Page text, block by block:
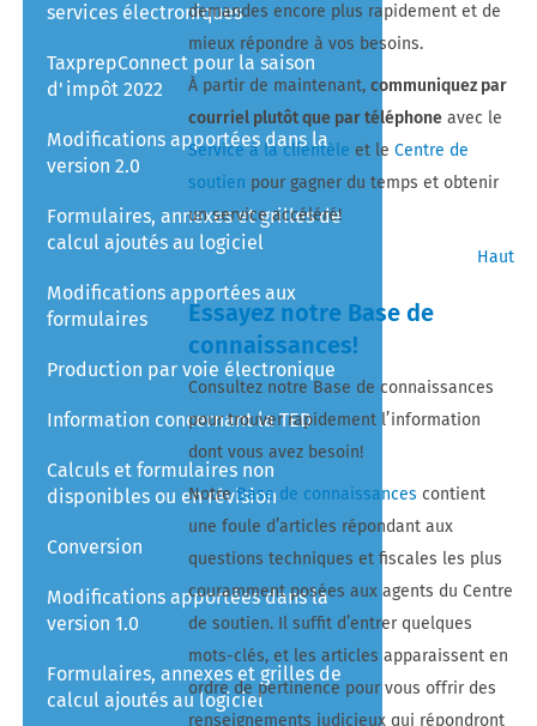
services électroniques
TaxprepConnect pour la saison
d'impôt 2022
Modifications apportées dans la
version 2.0
Formulaires, annexes et grilles de
calcul ajoutés au logiciel
Modifications apportées aux
formulaires
Production par voie électronique
Information concernant la TED
Calculs et formulaires non
disponibles ou en révision
Conversion
Modifications apportées dans la
version 1.0
Formulaires, annexes et grilles de
calcul ajoutés au logiciel
demandes encore plus rapidement et de
mieux répondre à vos besoins.
À partir de maintenant,communiquez par
courriel plutôt que par téléphone avec le
Service à la clientèle et leCentre de
soutien pour gagner du temps et obtenir
un service accéléré!
Haut
Essayez notre Base de
connaissances!
Consultez notre Base de connaissances
pour trouver rapidement l’information
dont vous avez besoin!
NotreBase de connaissances contient
une foule d’articles répondant aux
questions techniques et fiscales les plus
couramment posées aux agents du Centre
de soutien. Il suffit d’entrer quelques
mots-clés, et les articles apparaissent en
ordre de pertinence pour vous offrir des
renseignements judicieux qui répondront